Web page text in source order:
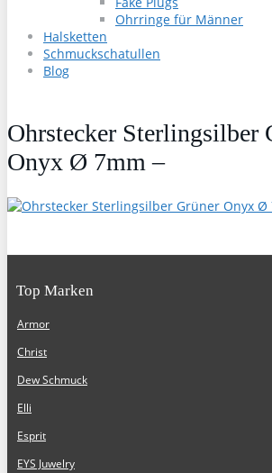
Ohrringe für Männer
Halsketten
Schmuckschatullen
Blog
Ohrstecker Sterlingsilber
Onyx Ø 7mm –
Top Marken
Armor
Christ
Dew Schmuck
Elli
Esprit
EYS Juwelry